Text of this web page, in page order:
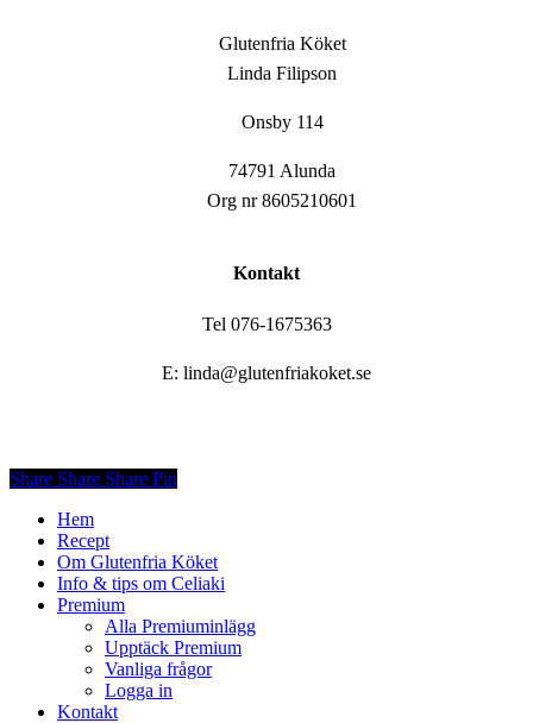
Glutenfria Köket
Linda Filipson
Onsby 114
74791 Alunda
Org nr 8605210601
Kontakt
Tel 076-1675363
E: linda@glutenfriakoket.se
Share
Share Share Share Pin
Close
Menu
Hem
Recept
Om Glutenfria Köket
Info & tips om Celiaki
Premium
Alla Premiuminlägg
Upptäck Premium
Vanliga frågor
Logga in
Kontakt